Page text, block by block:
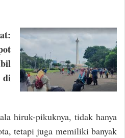
hiruk-pikuknya, tidak hanya
tetapi juga memiliki banyak